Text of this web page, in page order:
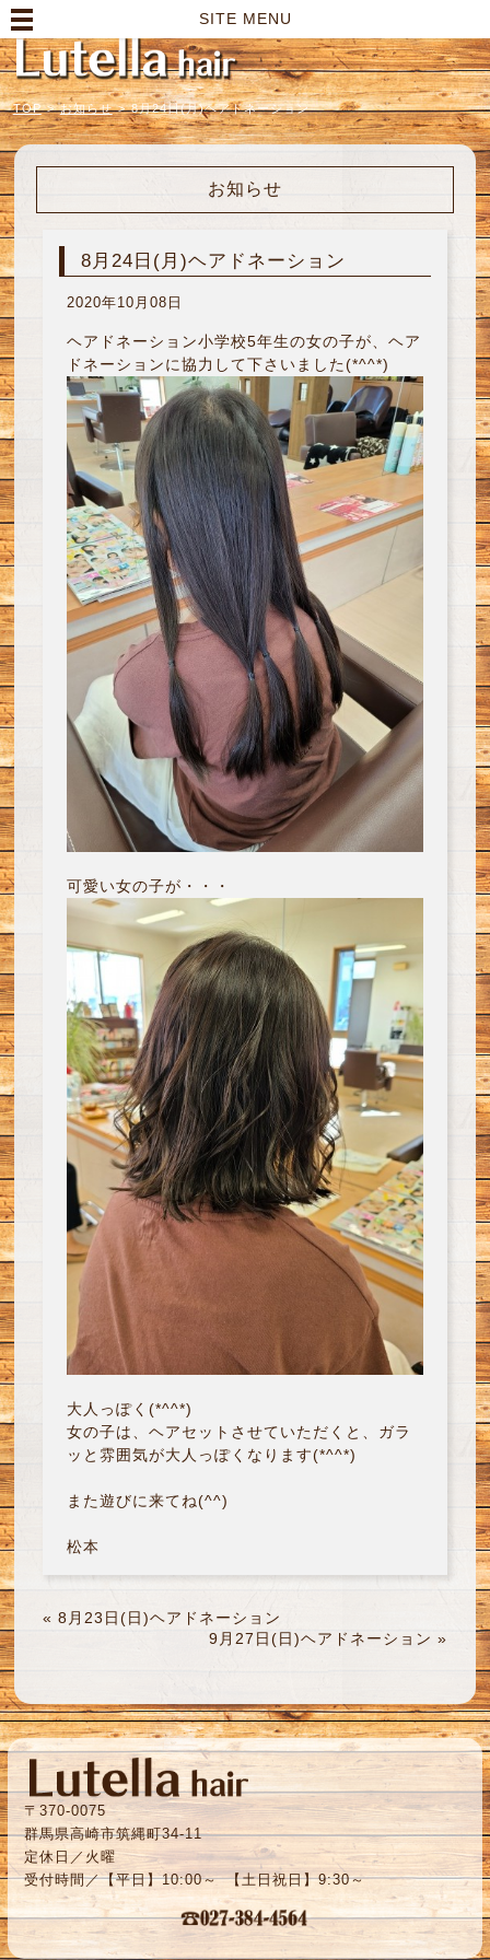
SITE MENU
TOP > お知らせ > 8月24日(月)ヘアドネーション
お知らせ
8月24日(月)ヘアドネーション
2020年10月08日
ヘアドネーション小学校5年生の女の子が、ヘア
ドネーションに協力して下さいました(*^^*)
可愛い女の子が・・・
大人っぽく(*^^*)
女の子は、ヘアセットさせていただくと、ガラ
ッと雰囲気が大人っぽくなります(*^^*)
また遊びに来てね(^^)
松本
« 8月23日(日)ヘアドネーション
9月27日(日)ヘアドネーション »
〒370-0075
群馬県高崎市筑縄町34-11
定休日／火曜
受付時間／【平日】10:00～ 【土日祝日】9:30～